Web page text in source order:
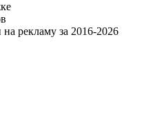
рекламу за 2016-2026